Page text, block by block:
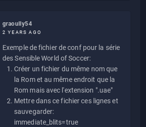
graoully54
2 YEARS AGO
Exemple de fichier de conf pour la série
des Sensible World of Soccer:
Créer un fichier du même nom que
la Rom et au même endroit que la
Rom mais avec l'extension ".uae"
Mettre dans ce fichier ces lignes et
sauvegarder:
immediate_blits=true